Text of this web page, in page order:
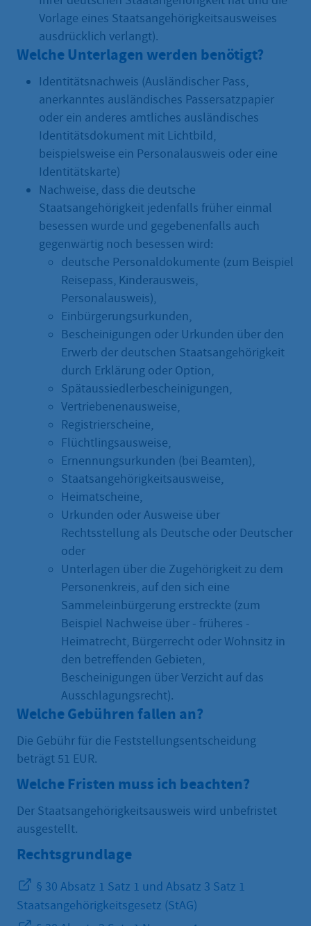
Vorlage eines Staatsangehörigkeitsausweises
ausdrücklich verlangt).
Welche Unterlagen werden benötigt?
Identitätsnachweis (Ausländischer Pass,
anerkanntes ausländisches Passersatzpapier
oder ein anderes amtliches ausländisches
Identitätsdokument mit Lichtbild,
beispielsweise ein Personalausweis oder eine
Identitätskarte)
Nachweise, dass die deutsche
Staatsangehörigkeit jedenfalls früher einmal
besessen wurde und gegebenenfalls auch
gegenwärtig noch besessen wird:
deutsche Personaldokumente (zum Beispiel
Reisepass, Kinderausweis,
Personalausweis),
Einbürgerungsurkunden,
Bescheinigungen oder Urkunden über den
Erwerb der deutschen Staatsangehörigkeit
durch Erklärung oder Option,
Spätaussiedlerbescheinigungen,
Vertriebenenausweise,
Registrierscheine,
Flüchtlingsausweise,
Ernennungsurkunden (bei Beamten),
Staatsangehörigkeitsausweise,
Heimatscheine,
Urkunden oder Ausweise über
Rechtsstellung als Deutsche oder Deutscher
oder
Unterlagen über die Zugehörigkeit zu dem
Personenkreis, auf den sich eine
Sammeleinbürgerung erstreckte (zum
Beispiel Nachweise über - früheres -
Heimatrecht, Bürgerrecht oder Wohnsitz in
den betreffenden Gebieten,
Bescheinigungen über Verzicht auf das
Ausschlagungsrecht).
Welche Gebühren fallen an?
Die Gebühr für die Feststellungsentscheidung
beträgt 51 EUR.
Welche Fristen muss ich beachten?
Der Staatsangehörigkeitsausweis wird unbefristet
ausgestellt.
Rechtsgrundlage
§ 30 Absatz 1 Satz 1 und Absatz 3 Satz 1
Staatsangehörigkeitsgesetz (StAG)